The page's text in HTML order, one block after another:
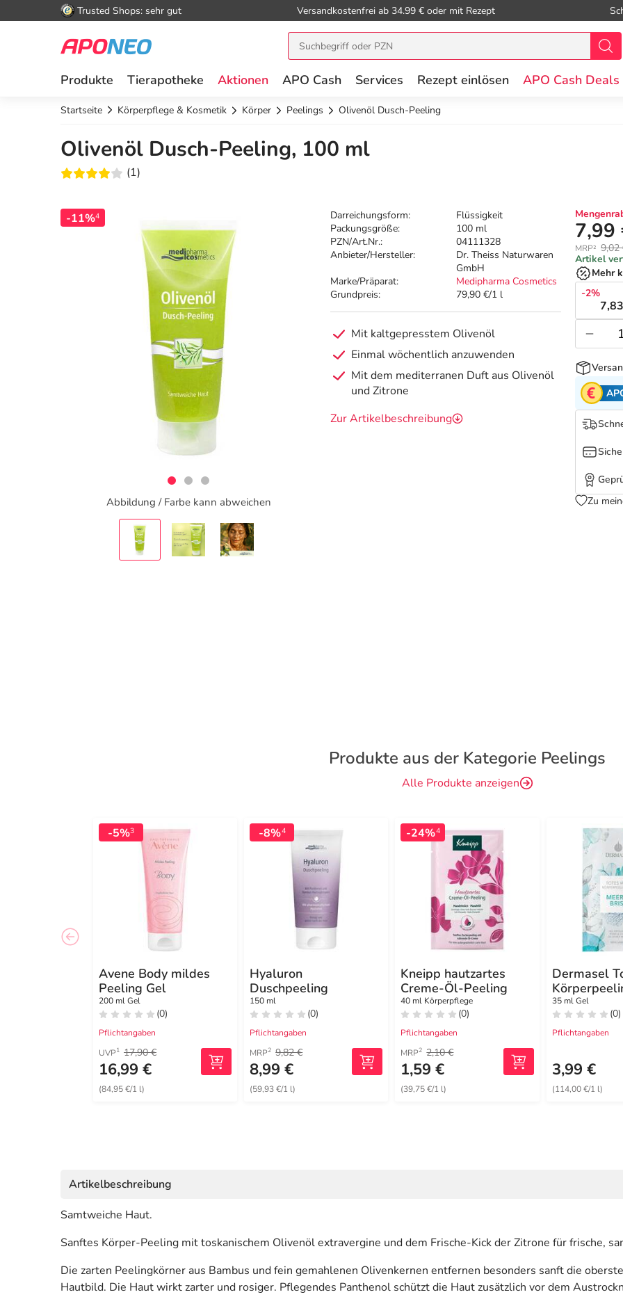
Trusted Shops: sehr gut Versandkostenfrei ab 34.99 € oder mit Rezept
Produkte Tierapotheke Aktionen APO Cash Services Rezept einlösen APO Cash Deals
Startseite Körperpflege & Kosmetik Körper Peelings Olivenöl Dusch-Peeling
Olivenöl Dusch-Peeling, 100 ml
(1)
-11%4
Abbildung / Farbe kann abweichen
Darreichungsform:
Flüssigkeit
Packungsgröße:
100 ml
PZN/Art.Nr.:
04111328
Anbieter/Hersteller:
Dr. Theiss Naturwaren
GmbH
Marke/Präparat:
Medipharma Cosmetics
Grundpreis:
79,90 €/1 l
Mit kaltgepresstem Olivenöl
Einmal wöchentlich anzuwenden
Mit dem mediterranen Duft aus Olivenöl
und Zitrone
Zur Artikelbeschreibung
7,99
MRP² 9,02
Artikel
Mehr
-2%
Zu
Produkte aus der Kategorie Peelings
Alle Produkte anzeigen
-5%3
Avene Body mildes
Peeling Gel
200 ml Gel
(0)
Pflichtangaben
UVP1 17,90 €
16,99 €
(84,95 €/1 l)
-8%4
Hyaluron
Duschpeeling
150 ml
(0)
Pflichtangaben
MRP2 9,82 €
8,99 €
(59,93 €/1 l)
-24%4
Kneipp hautzartes
Creme-Öl-Peeling
40 ml Körperpflege
(0)
Pflichtangaben
MRP2 2,10 €
1,59 €
(39,75 €/1 l)
Dermasel
Meeresbrise
35 ml Gel
(0)
Pflichtangaben
3,99 €
(114,00 €/1 l)
Artikelbeschreibung
Samtweiche Haut.
Sanftes Körper-Peeling mit toskanischem Olivenöl extravergine und dem Frische-Kick der Zitrone für frische,
Die zarten Peelingkörner aus Bambus und fein gemahlenen Olivenkernen entfernen besonders sanft die
Hautbild. Die Haut wirkt zarter und rosiger. Pflegendes Panthenol schützt die Haut zusätzlich vor dem